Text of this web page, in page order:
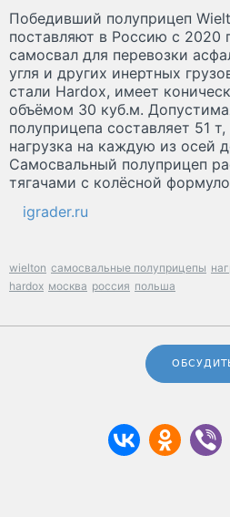
Победивший полуприцеп
поставляют в Россию с 2020
самосвал для перевозки
угля и других инертных
стали Hardox, имеет
объёмом 30 куб.м.
полуприцепа составляет 51
нагрузка на каждую из осей
Самосвальный полуприцеп
тягачами с колёсной
igrader.ru
wielton самосвальные полуприцепы
hardox москва россия польша